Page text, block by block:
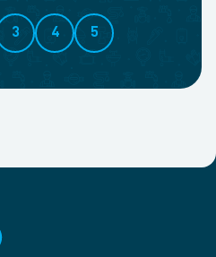
3 4 5